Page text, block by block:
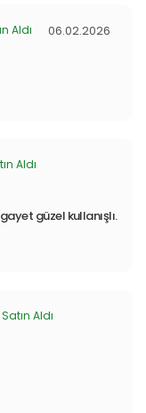
Aldı 06.02.2026
Aldı
güzel kullanışlı.
Aldı